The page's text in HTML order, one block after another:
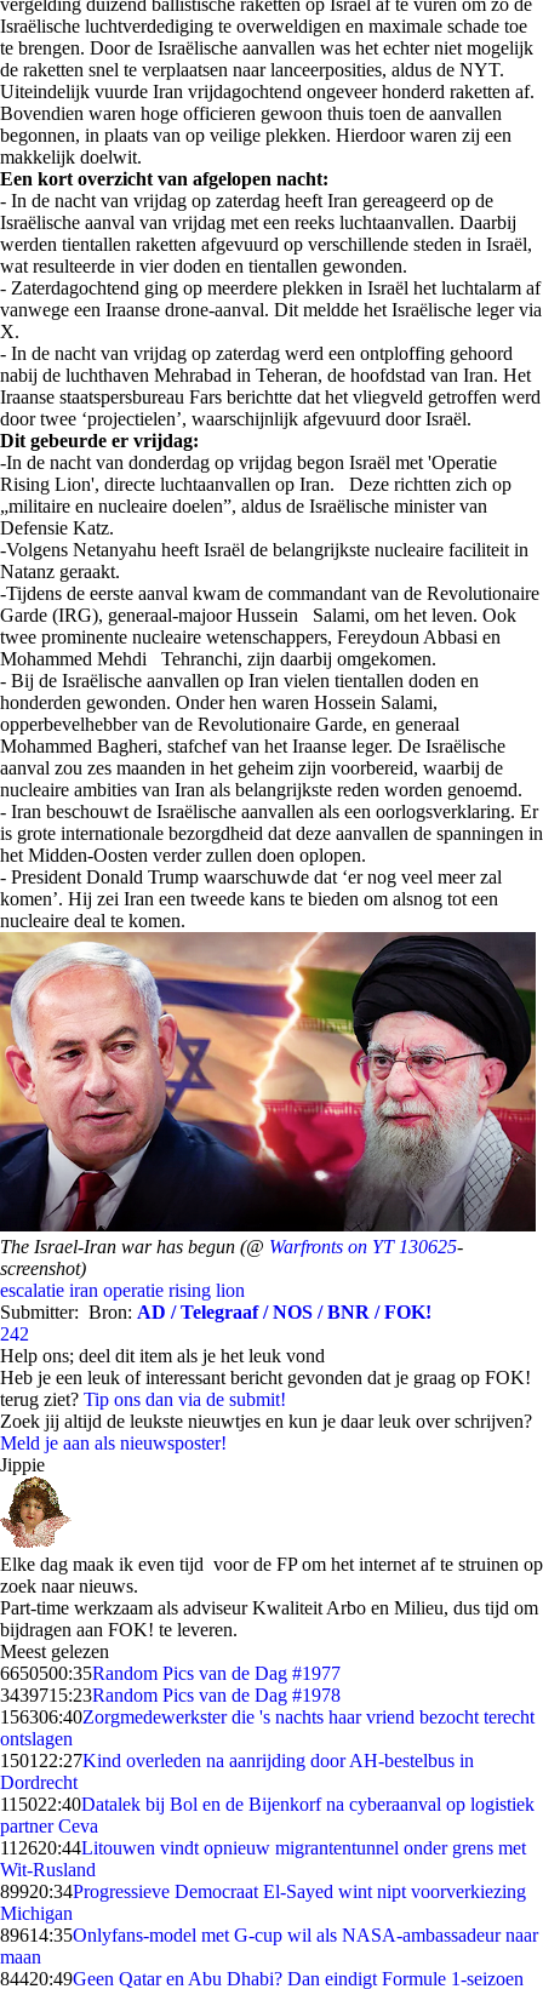
vergelding duizend ballistische raketten op Israël af te vuren om zo de
Israëlische luchtverdediging te overweldigen en maximale schade toe
te brengen. Door de Israëlische aanvallen was het echter niet mogelijk
de raketten snel te verplaatsen naar lanceerposities, aldus de NYT.
Uiteindelijk vuurde Iran vrijdagochtend ongeveer honderd raketten af.
Bovendien waren hoge officieren gewoon thuis toen de aanvallen
begonnen, in plaats van op veilige plekken. Hierdoor waren zij een
makkelijk doelwit.
Een kort overzicht van afgelopen nacht:
- In de nacht van vrijdag op zaterdag heeft Iran gereageerd op de
Israëlische aanval van vrijdag met een reeks luchtaanvallen. Daarbij
werden tientallen raketten afgevuurd op verschillende steden in Israël,
wat resulteerde in vier doden en tientallen gewonden.
- Zaterdagochtend ging op meerdere plekken in Israël het luchtalarm af
vanwege een Iraanse drone-aanval. Dit meldde het Israëlische leger via
X.
- In de nacht van vrijdag op zaterdag werd een ontploffing gehoord
nabij de luchthaven Mehrabad in Teheran, de hoofdstad van Iran. Het
Iraanse staatspersbureau Fars berichtte dat het vliegveld getroffen werd
door twee ‘projectielen’, waarschijnlijk afgevuurd door Israël.
Dit gebeurde er vrijdag:
-In de nacht van donderdag op vrijdag begon Israël met 'Operatie
Rising Lion', directe luchtaanvallen op Iran. Deze richtten zich op
„militaire en nucleaire doelen”, aldus de Israëlische minister van
Defensie Katz.
-Volgens Netanyahu heeft Israël de belangrijkste nucleaire faciliteit in
Natanz geraakt.
-Tijdens de eerste aanval kwam de commandant van de Revolutionaire
Garde (IRG), generaal-majoor Hussein Salami, om het leven. Ook
twee prominente nucleaire wetenschappers, Fereydoun Abbasi en
Mohammed Mehdi Tehranchi, zijn daarbij omgekomen.
- Bij de Israëlische aanvallen op Iran vielen tientallen doden en
honderden gewonden. Onder hen waren Hossein Salami,
opperbevelhebber van de Revolutionaire Garde, en generaal
Mohammed Bagheri, stafchef van het Iraanse leger. De Israëlische
aanval zou zes maanden in het geheim zijn voorbereid, waarbij de
nucleaire ambities van Iran als belangrijkste reden worden genoemd.
- Iran beschouwt de Israëlische aanvallen als een oorlogsverklaring. Er
is grote internationale bezorgdheid dat deze aanvallen de spanningen in
het Midden-Oosten verder zullen doen oplopen.
- President Donald Trump waarschuwde dat ‘er nog veel meer zal
komen’. Hij zei Iran een tweede kans te bieden om alsnog tot een
nucleaire deal te komen.
The Israel-Iran war has begun (@ Warfronts on YT 130625-
screenshot)
escalatie iran operatie rising lion
Submitter: Bron: AD / Telegraaf / NOS / BNR / FOK!
242
Help ons; deel dit item als je het leuk vond
Heb je een leuk of interessant bericht gevonden dat je graag op FOK!
terug ziet? Tip ons dan via de submit!
Zoek jij altijd de leukste nieuwtjes en kun je daar leuk over schrijven?
Meld je aan als nieuwsposter!
Jippie
Elke dag maak ik even tijd voor de FP om het internet af te struinen op
zoek naar nieuws.
Part-time werkzaam als adviseur Kwaliteit Arbo en Milieu, dus tijd om
bijdragen aan FOK! te leveren.
Meest gelezen
6650500:35Random Pics van de Dag #1977
3439715:23Random Pics van de Dag #1978
156306:40Zorgmedewerkster die 's nachts haar vriend bezocht terecht
ontslagen
1501 22:27Kind overleden na aanrijding door AH-bestelbus in
Dordrecht
115022:40Datalek bij Bol en de Bijenkorf na cyberaanval op logistiek
partner Ceva
112620:44Litouwen vindt opnieuw migrantentunnel onder grens met
Wit-Rusland
89920:34Progressieve Democraat El-Sayed wint nipt voorverkiezing
Michigan
89614:35Onlyfans-model met G-cup wil als NASA-ambassadeur naar
maan
84420:49Geen Qatar en Abu Dhabi? Dan eindigt Formule 1-seizoen